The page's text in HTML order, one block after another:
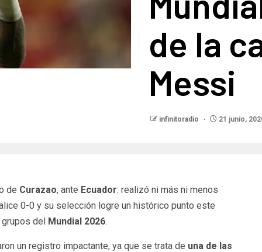
de la
Messi
infinitoradio 21 junio,
de Curazao, ante Ecuador: realizó ni más ni menos
0-0 y su selección logre un histórico punto este
del Mundial 2026.
un registro impactante, ya que se trata de una de las